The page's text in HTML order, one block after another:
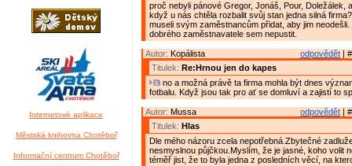
Internetové aplikace
Městská knihovna Chotěboř
Informační centrum Chotěboř
proč nebyli pánové Gregor, Jonáš, Pour, Doležálek,
když u nás chtěla rozbalit svůj stan jedna silná
museli svým zaměstnancům přidat, aby jim neodešli.
dobrého zaměstnavatele sem nepustit.
odpovědět |
Autor: Kopálista
Titulek: Re:Hrnou jen do kapes
no a možná právě ta firma mohla být dnes
fotbalu. Když jsou tak pro ať se domluví a zajistí to
odpovědět |
Autor: Mussa
Titulek: Hlas
Dle mého názoru zcela nepotřebná.Zbytečné
nesmyslnou půjčkou.Myslím, že je jasné, koho volit
téměř jist, že to byla jedna z posledních věcí, na